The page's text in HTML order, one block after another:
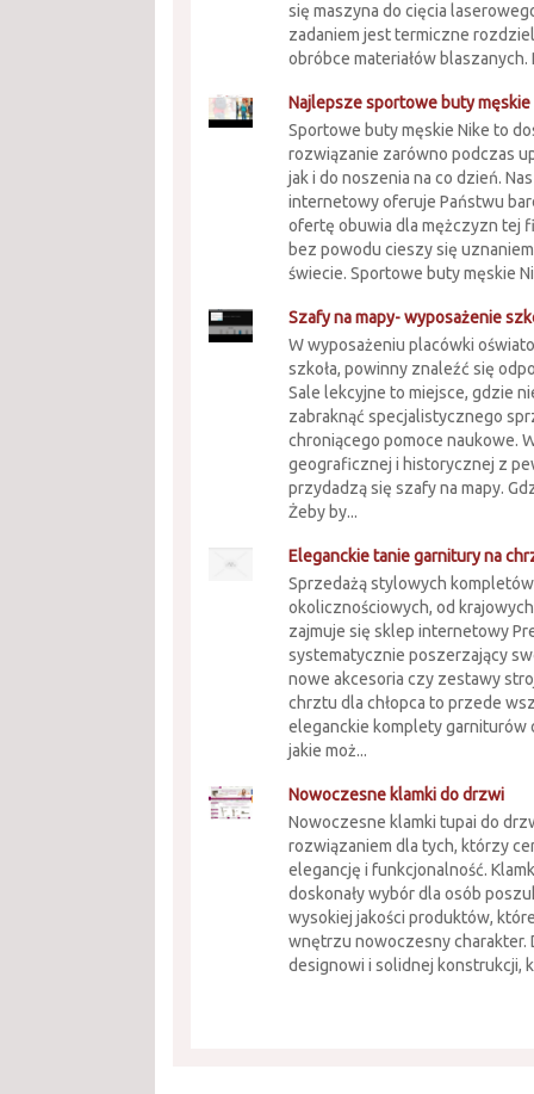
się maszyna do cięcia
zadaniem jest termiczne
obróbce materiałów blaszanych.
Najlepsze sportowe buty męskie
Sportowe buty męskie Nike to
rozwiązanie zarówno podczas
jak i do noszenia na co dzień.
internetowy oferuje Państwu
ofertę obuwia dla mężczyzn tej
bez powodu cieszy się uznaniem
świecie. Sportowe buty męskie
Szafy na mapy- wyposażenie
W wyposażeniu placówki
szkoła, powinny znaleźć się
Sale lekcyjne to miejsce, gdzie
zabraknąć specjalistycznego
chroniącego pomoce naukowe.
geograficznej i historycznej z
przydadzą się szafy na mapy.
Żeby by...
Eleganckie tanie garnitury na
Sprzedażą stylowych
okolicznościowych, od
zajmuje się sklep internetowy
systematycznie poszerzający
nowe akcesoria czy zestawy
chrztu dla chłopca to przede
eleganckie komplety garniturów
jakie moż...
Nowoczesne klamki do drzwi
Nowoczesne klamki tupai do
rozwiązaniem dla tych, którzy
elegancję i funkcjonalność.
doskonały wybór dla osób
wysokiej jakości produktów,
wnętrzu nowoczesny charakter.
designowi i solidnej konstrukcji,